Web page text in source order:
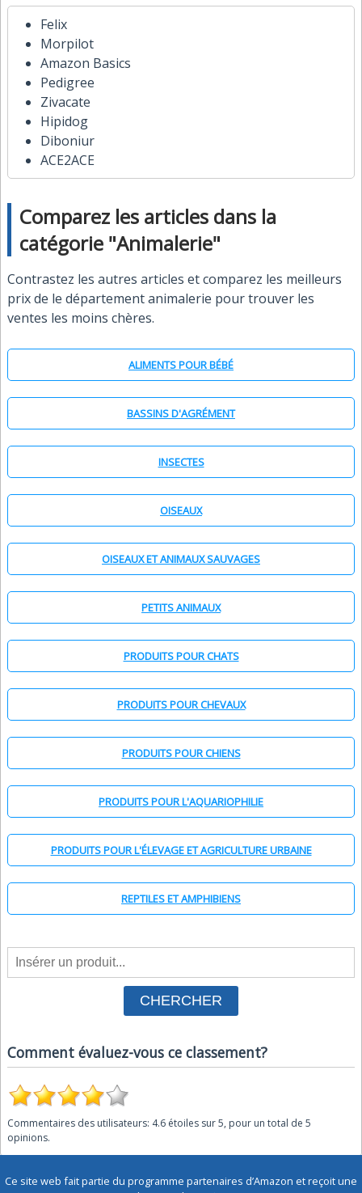
Felix
Morpilot
Amazon Basics
Pedigree
Zivacate
Hipidog
Diboniur
ACE2ACE
Comparez les articles dans la
catégorie "Animalerie"
Contrastez les autres articles et comparez les meilleurs
prix de le département animalerie pour trouver les
ventes les moins chères.
ALIMENTS POUR BÉBÉ
BASSINS D'AGRÉMENT
INSECTES
OISEAUX
OISEAUX ET ANIMAUX SAUVAGES
PETITS ANIMAUX
PRODUITS POUR CHATS
PRODUITS POUR CHEVAUX
PRODUITS POUR CHIENS
PRODUITS POUR L'AQUARIOPHILIE
PRODUITS POUR L'ÉLEVAGE ET AGRICULTURE URBAINE
REPTILES ET AMPHIBIENS
Comment évaluez-vous ce classement?
Commentaires des utilisateurs: 4.6 étoiles sur5, pour un total de 5
opinions.
Ce site web fait partie du programme partenaires d’Amazon et reçoit une